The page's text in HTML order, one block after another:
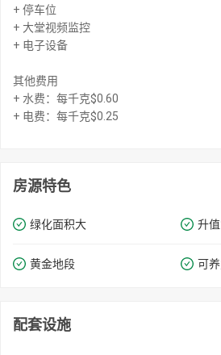
+ 停车位
+ 大堂视频监控
+ 电子设备
其他费用
+ 水费：每千克$0.60
+ 电费：每千克$0.25
房源特色
绿化面积大 升
黄金地段 可
配套设施